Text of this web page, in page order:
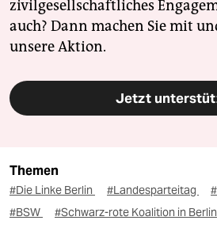
zivilgesellschaftliches
auch? Dann machen Sie mit
unsere Aktion.
Jetzt
Themen
#Die Linke Berlin #Landesparteitag
#BSW
#Schwarz-rote Koalition in Berlin